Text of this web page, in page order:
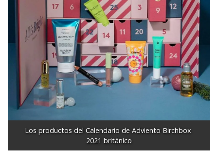
Los productos del Calendario de Adviento Birchbox
2021 británico